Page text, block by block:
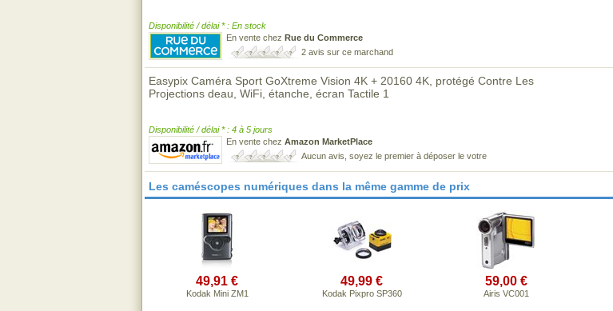
Disponibilité / délai * : En stock
En vente chez Rue du Commerce
2 avis sur ce marchand
Easypix Caméra Sport GoXtreme Vision 4K + 20160 4K, protégé Contre Les
Projections deau, WiFi, étanche, écran Tactile 1
Disponibilité / délai * : 4 à 5 jours
En vente chez Amazon MarketPlace
Aucun avis, soyez le premier à déposer le votre
Les caméscopes numériques dans la même gamme de prix
49,91 €
Kodak Mini ZM1
49,99 €
Kodak Pixpro SP360
59,00 €
Airis VC001